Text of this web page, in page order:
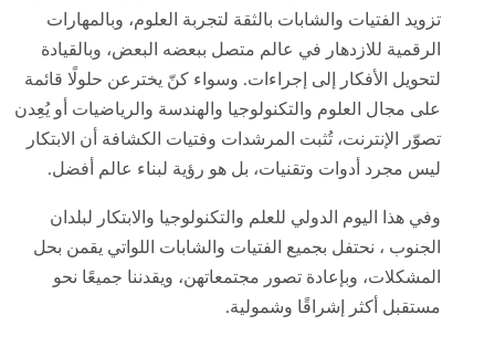
تزويد الفتيات والشابات بالثقة لتجربة العلوم، وبالمهارات
الرقمية للازدهار في عالم متصل ببعضه البعض، وبالقيادة
لتحويل الأفكار إلى إجراءات. وسواء كنّ يخترعن حلولًا قائمة
على مجال العلوم والتكنولوجيا والهندسة والرياضيات أو يُعِدن
تصوّر الإنترنت، تُثبت المرشدات وفتيات الكشافة أن الابتكار
ليس مجرد أدوات وتقنيات، بل هو رؤية لبناء عالم أفضل.
وفي هذا اليوم الدولي للعلم والتكنولوجيا والابتكار لبلدان
الجنوب ، نحتفل بجميع الفتيات والشابات اللواتي يقمن بحل
المشكلات، وبإعادة تصور مجتمعاتهن، ويقدننا جميعًا نحو
مستقبل أكثر إشراقًا وشمولية.